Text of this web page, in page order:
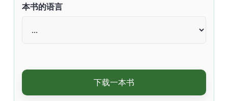
本书的语言
下载一本书